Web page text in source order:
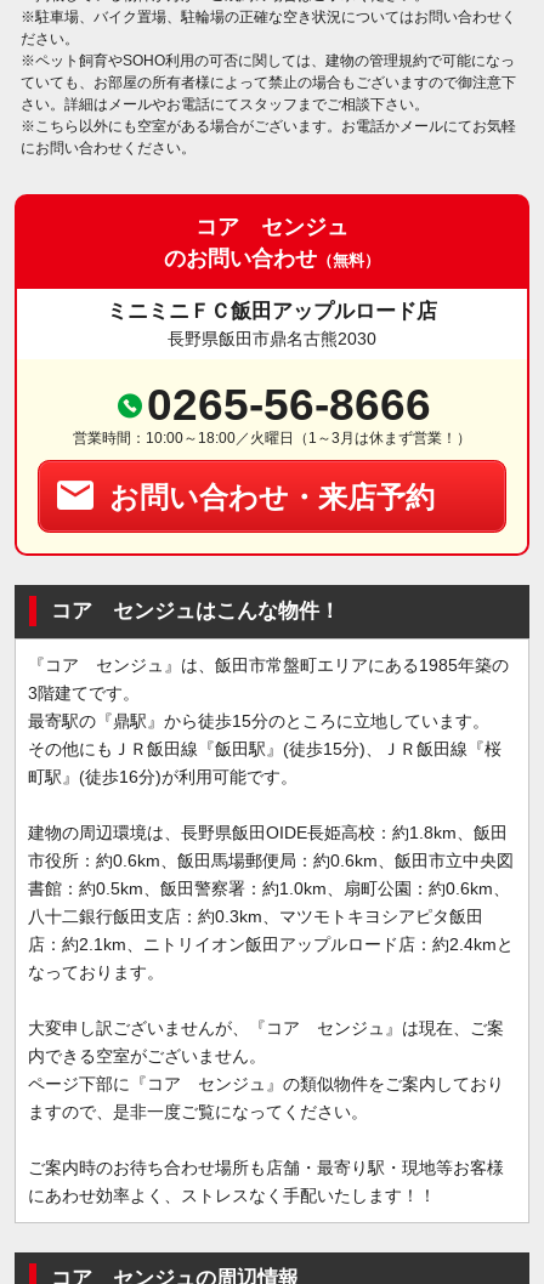
※駐車場、バイク置場、駐輪場の正確な空き状況についてはお問い合わせく
ださい。
※ペット飼育やSOHO利用の可否に関しては、建物の管理規約で可能になっ
ていても、お部屋の所有者様によって禁止の場合もございますので御注意下
さい。詳細はメールやお電話にてスタッフまでご相談下さい。
※こちら以外にも空室がある場合がございます。お電話かメールにてお気軽
にお問い合わせください。
コア センジュ
のお問い合わせ （無料）
ミニミニＦＣ飯田アップルロード店
長野県飯田市鼎名古熊2030
0265-56-8666
営業時間：10:00～18:00／火曜日（1～3月は休まず営業！）
お問い合わせ・来店予約
コア センジュはこんな物件！
『コア センジュ』は、飯田市常盤町エリアにある1985年築の
3階建てです。
最寄駅の『鼎駅』から徒歩15分のところに立地しています。
その他にもＪＲ飯田線『飯田駅』(徒歩15分)、ＪＲ飯田線『桜
町駅』(徒歩16分)が利用可能です。
建物の周辺環境は、長野県飯田OIDE長姫高校：約1.8km、飯田
市役所：約0.6km、飯田馬場郵便局：約0.6km、飯田市立中央図
書館：約0.5km、飯田警察署：約1.0km、扇町公園：約0.6km、
八十二銀行飯田支店：約0.3km、マツモトキヨシアピタ飯田
店：約2.1km、ニトリイオン飯田アップルロード店：約2.4kmと
なっております。
大変申し訳ございませんが、『コア センジュ』は現在、ご案
内できる空室がございません。
ページ下部に『コア センジュ』の類似物件をご案内しており
ますので、是非一度ご覧になってください。
ご案内時のお待ち合わせ場所も店舗・最寄り駅・現地等お客様
にあわせ効率よく、ストレスなく手配いたします！！
コア センジュの周辺情報